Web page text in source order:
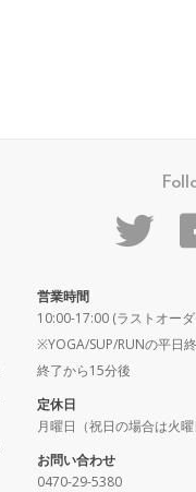
営業時間
10:00-17:00 (ラストオー
※YOGA/SUP/RUNの平日
終了から15分後
定休日
月曜日（祝日の場合は火
お問い合わせ
0470-29-5380